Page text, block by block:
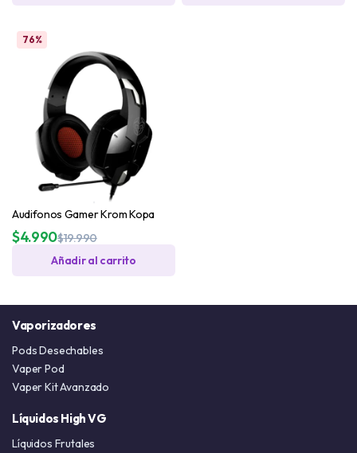
76%
Audifonos Gamer Krom Kopa
$19.990
$4.990
Añadir al carrito
Vaporizadores
Pods Desechables
Vaper Pod
Vaper Kit Avanzado
Líquidos High VG
Líquidos Frutales